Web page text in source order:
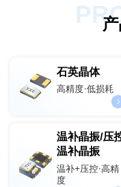
石英晶体
高精度·低损耗
温补晶振/压
温补晶振
温补+压控·高精
度